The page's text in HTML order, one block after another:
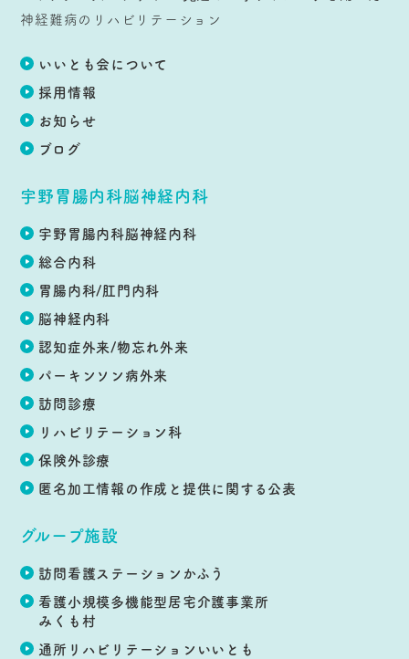
いいとも会について
採用情報
お知らせ
ブログ
宇野胃腸内科脳神経内科
宇野胃腸内科脳神経内科
総合内科
胃腸内科/肛門内科
脳神経内科
認知症外来/物忘れ外来
パーキンソン病外来
訪問診療
リハビリテーション科
保険外診療
匿名加工情報の作成と提供に関する公表
グループ施設
訪問看護ステーション かふう
看護小規模多機能型居宅介護事業所
みくも村
通所リハビリテーション いいとも